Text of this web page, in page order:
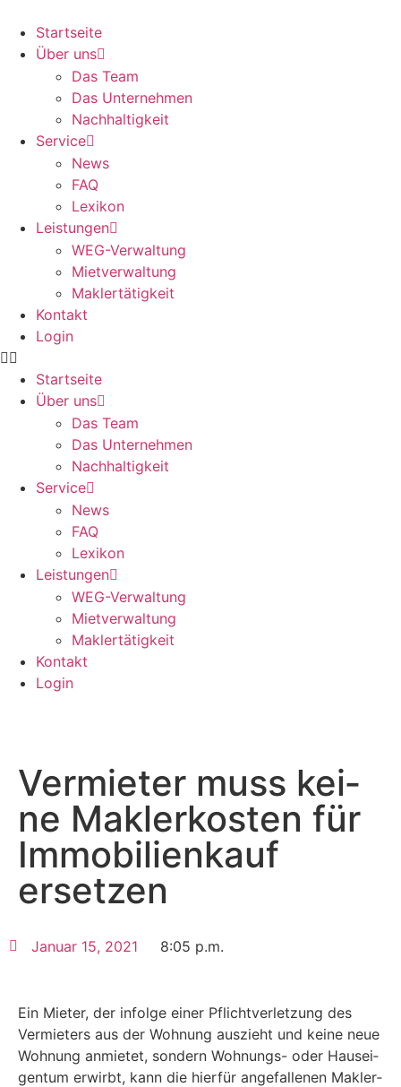
Start­sei­te
Über uns
Das Team
Das Unter­neh­men
Nach­hal­tig­keit
Ser­vice
News
FAQ
Lexi­kon
Leis­tun­gen
WEG-Ver­wal­tung
Miet­ver­wal­tung
Mak­ler­tä­tig­keit
Kon­takt
Log­in
Start­sei­te
Über uns
Das Team
Das Unter­neh­men
Nach­hal­tig­keit
Ser­vice
News
FAQ
Lexi­kon
Leis­tun­gen
WEG-Ver­wal­tung
Miet­ver­wal­tung
Mak­ler­tä­tig­keit
Kon­takt
Log­in
Ver­mie­ter muss kei­
ne Mak­ler­kos­ten für
Immo­bi­li­en­kauf
ersetzen
Janu­ar 15, 2021 8:05 p.m.
Ein Mie­ter, der infol­ge einer Pflicht­ver­let­zung des
Ver­mie­ters aus der Woh­nung aus­zieht und kei­ne neue
Woh­nung anmie­tet, son­dern Woh­nungs- oder Haus­ei­
gen­tum erwirbt, kann die hier­für ange­fal­le­nen Mak­ler­